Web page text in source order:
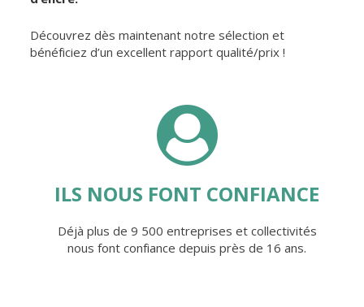
Découvrez dès maintenant notre sélection et
bénéficiez d’un excellent rapport qualité/prix !
ILS NOUS FONT CONFIANCE
Déjà plus de 9 500 entreprises et collectivités
nous font confiance depuis près de 16 ans.